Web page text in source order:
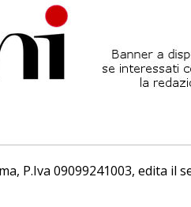
P.Iva 09099241003, edi­ta